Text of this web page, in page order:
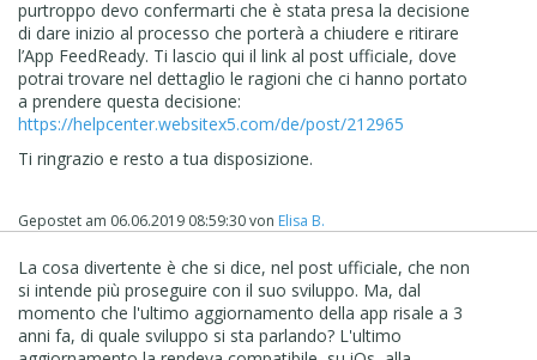
purtroppo devo confermarti che è stata presa la decisione
di dare inizio al processo che porterà a chiudere e ritirare
l’App FeedReady. Ti lascio qui il link al post ufficiale, dove
potrai trovare nel dettaglio le ragioni che ci hanno portato
a prendere questa decisione:
https://helpcenter.websitex5.com/de/post/212965
Ti ringrazio e resto a tua disposizione.
Gepostet am 06.06.2019 08:59:30von Elisa B.
La cosa divertente è che si dice, nel post ufficiale, che non
si intende più proseguire con il suo sviluppo. Ma, dal
momento che l'ultimo aggiornamento della app risale a 3
anni fa, di quale sviluppo si sta parlando? L'ultimo